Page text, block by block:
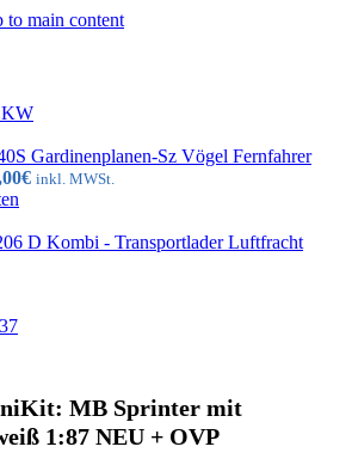
to main content
Gardinenplanen-Sz Vögel Fernfahrer
€ inkl. MWSt.
D Kombi - Transportlader Luftfracht
MB Sprinter mit
1:87 NEU + OVP